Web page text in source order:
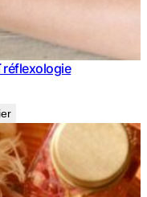
réflexologie